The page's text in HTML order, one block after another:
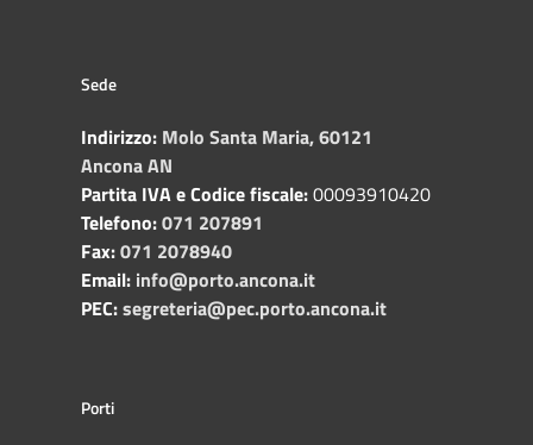
Sede
Indirizzo: Molo Santa Maria, 60121
Ancona AN
Partita IVA e Codice fiscale:00093910420
Telefono:071 207891
Fax:071 2078940
Email: info@porto.ancona.it
PEC:segreteria@pec.porto.ancona.it
Porti